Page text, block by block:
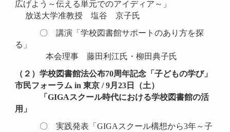
広げよう ～伝える単元でのアイディア～」
放送大学准教授 塩谷 京子氏
〇 講演「学校図書館サポートのあり方を探
る」
本会理事 藤田利江氏・柳田典子氏
（２）学校図書館法公布70周年記念 「子どもの学び」
市民フォーラム in 東京 / 9月23日（土）
「GIGAスクール時代における学校図書館の活
用」
〇実践発表「GIGA スクール構想から3年～子